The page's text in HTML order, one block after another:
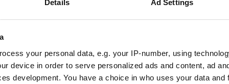
Details Ad Settings
your personal data, e.g. your IP-number, using
device in order to serve personalized ads and content, ad
development. You have a choice in who uses your data and
(6) Montre plus
avis